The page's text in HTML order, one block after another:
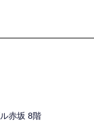
赤坂 8階